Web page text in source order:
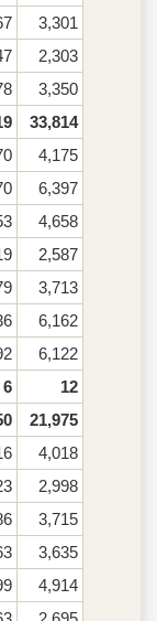
3,301
2,303
3,350
33,814
4,175
6,397
4,658
2,587
3,713
6,162
6,122
6
12
21,975
4,018
2,998
3,715
3,635
4,914